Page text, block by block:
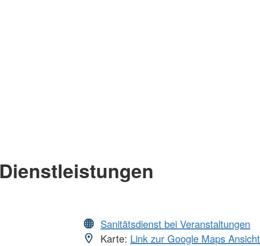
Dienstleistungen
Sanitätsdienst bei Veranstaltungen
Karte: Link zur Google Maps Ansicht